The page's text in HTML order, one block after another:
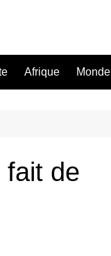
Afrique Monde
fait de